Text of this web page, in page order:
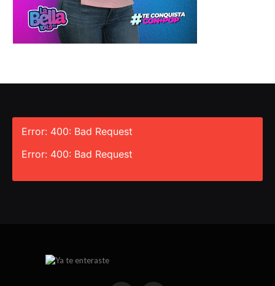
Error: 400: Bad Request
Error: 400: Bad Request